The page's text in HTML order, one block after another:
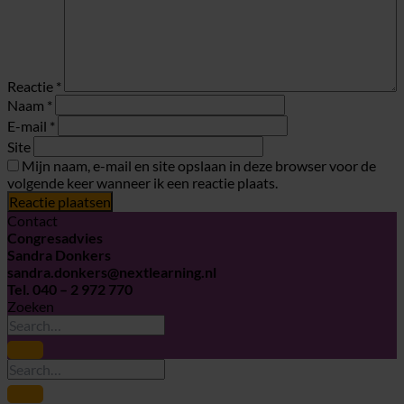
Reactie *
Naam *
E-mail *
Site
Mijn naam, e-mail en site opslaan in deze browser voor de
volgende keer wanneer ik een reactie plaats.
Contact
Congresadvies
Sandra Donkers
sandra.donkers@nextlearning.nl
Tel. 040 – 2 972 770
Zoeken